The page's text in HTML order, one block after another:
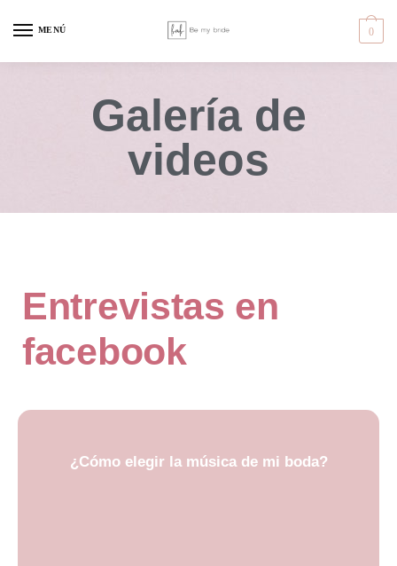
MENÚ 0
Galería de
videos
Entrevistas en
facebook
¿Cómo elegir la música de mi boda?